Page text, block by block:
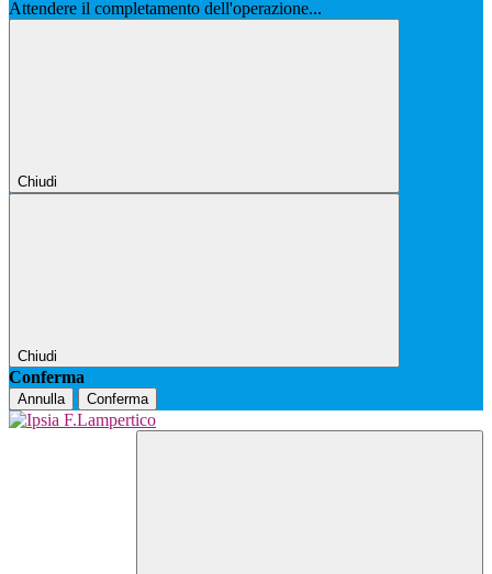
Attendere il completamento dell'operazione...
Chiudi
Chiudi
Conferma
Annulla Conferma